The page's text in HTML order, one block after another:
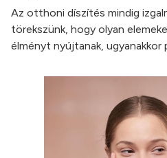
Az otthoni díszítés mindig
törekszünk, hogy olyan
élményt nyújtanak, ugyanakkor